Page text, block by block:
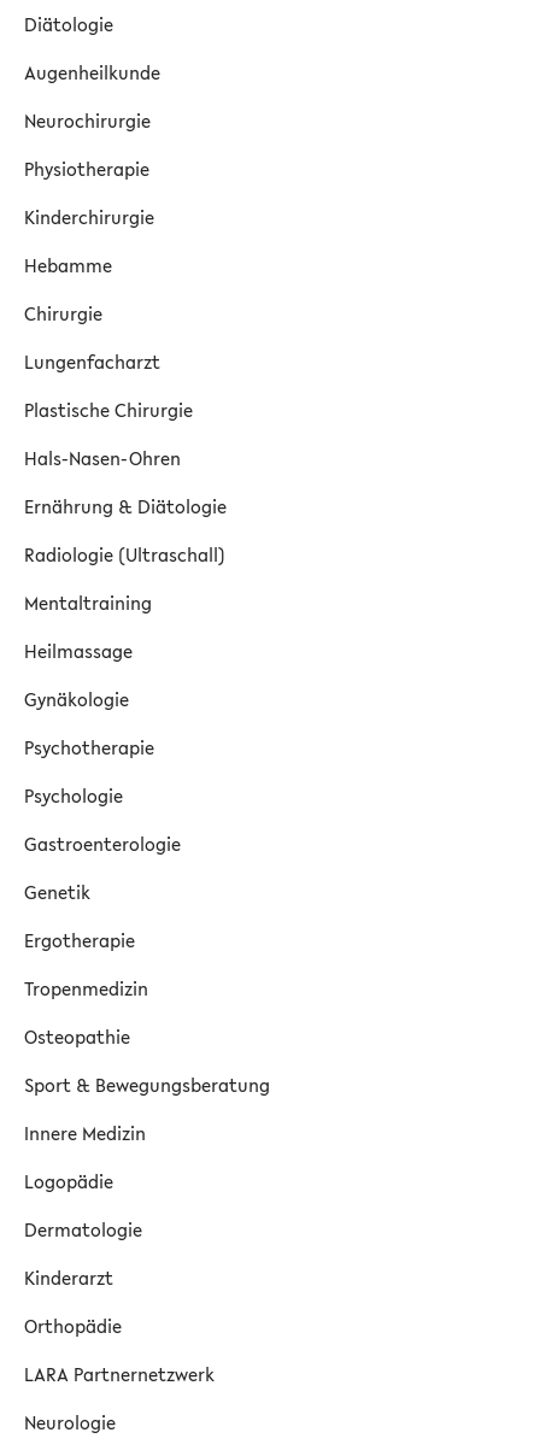
Diätologie
Augenheilkunde
Neurochirurgie
Physiotherapie
Kinderchirurgie
Hebamme
Chirurgie
Lungenfacharzt
Plastische Chirurgie
Hals-Nasen-Ohren
Ernährung & Diätologie
Radiologie (Ultraschall)
Mentaltraining
Heilmassage
Gynäkologie
Psychotherapie
Psychologie
Gastroenterologie
Genetik
Ergotherapie
Tropenmedizin
Osteopathie
Sport & Bewegungsberatung
Innere Medizin
Logopädie
Dermatologie
Kinderarzt
Orthopädie
LARA Partnernetzwerk
Neurologie